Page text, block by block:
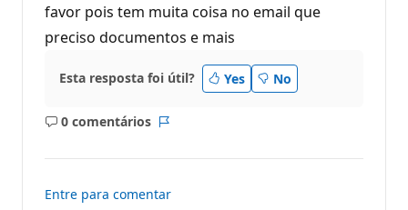
o
favor pois tem muita coisa no email que
preciso documentos e mais
Esta resposta foi útil? Yes No
0 comentários
Sem
Entre para comentar